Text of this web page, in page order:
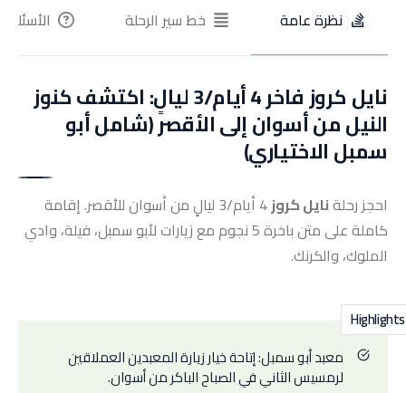
نظرة عامة خط سير الرحلة الأسئلة
نايل كروز فاخر 4 أيام/3 ليالٍ: اكتشف كنوز
النيل من أسوان إلى الأقصر (شامل أبو
سمبل الاختياري)
احجز رحلةنايل كروز
4 أيام/3 ليالٍ من أسوان للأقصر. إقامة
كاملة على متن باخرة 5 نجوم مع زيارات لأبو سمبل، فيلة، وادي
الملوك، والكرنك.
Highlights
معبد أبو سمبل: إتاحة خيار زيارة المعبدين العملاقين
لرمسيس الثاني في الصباح الباكر من أسوان.